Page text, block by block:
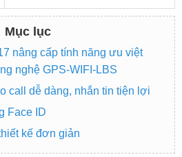
Mục lục
nâng cấp tính năng ưu việt
nghệ GPS-WIFI-LBS
call dễ dàng, nhắn tin tiện lợi
Face ID
kế đơn giản